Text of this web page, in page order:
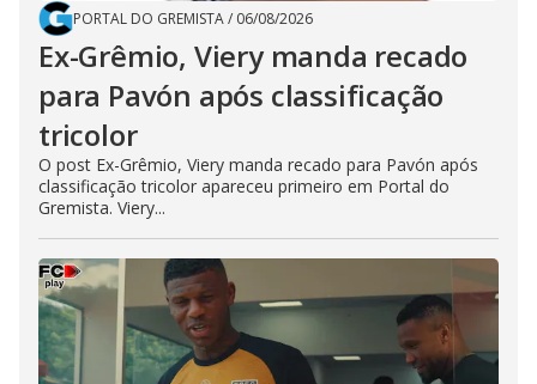
PORTAL DO GREMISTA/ 06/08/2026
Ex-Grêmio, Viery manda recado
para Pavón após classificação
tricolor
O post Ex-Grêmio, Viery manda recado para Pavón após
classificação tricolor apareceu primeiro em Portal do
Gremista. Viery...